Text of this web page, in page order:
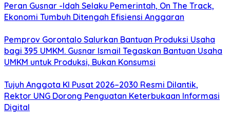
Peran Gusnar -Idah Selaku Pemerintah, On The Track,
Ekonomi Tumbuh Ditengah Efisiensi Anggaran
Pemprov Gorontalo Salurkan Bantuan Produksi Usaha
bagi 395 UMKM. Gusnar Ismail Tegaskan Bantuan Usaha
UMKM untuk Produksi, Bukan Konsumsi
Tujuh Anggota KI Pusat 2026–2030 Resmi Dilantik,
Rektor UNG Dorong Penguatan Keterbukaan Informasi
Digital